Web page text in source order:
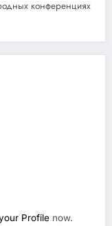
конференциях
Profile now.